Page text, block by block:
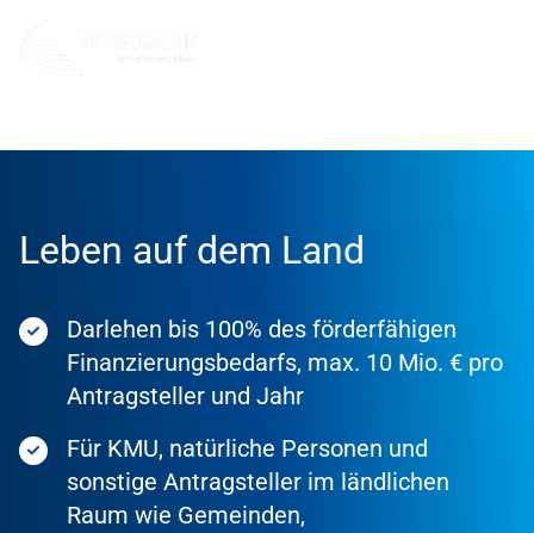
Leben auf dem Land
Darlehen bis 100% des förderfähigen
Finanzierungsbedarfs, max. 10 Mio. € pro
Antragsteller und Jahr
Für KMU, natürliche Personen und
sonstige Antragsteller im ländlichen
Raum wie Gemeinden,